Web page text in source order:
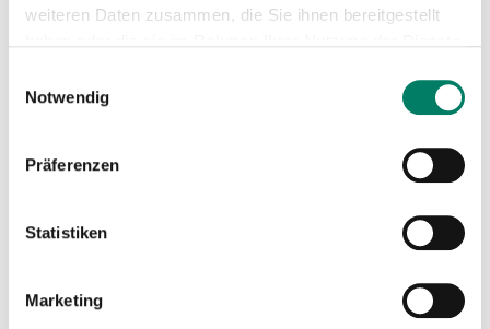
weiteren Daten zusammen, die Sie ihnen bereitgestellt
Notwendig
Präferenzen
Statistiken
Marketing